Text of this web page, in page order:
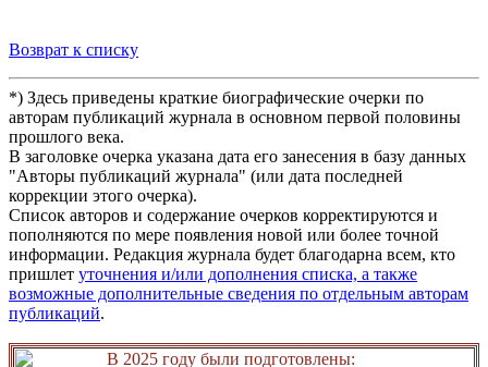
Возврат к списку
*) Здесь приведены краткие биографические очерки по
авторам публикаций журнала в основном первой половины
прошлого века.
В заголовке очерка указана дата его занесения в базу данных
"Авторы публикаций журнала" (или дата последней
коррекции этого очерка).
Список авторов и содержание очерков корректируются и
пополняются по мере появления новой или более точной
информации. Редакция журнала будет благодарна всем, кто
пришлет уточнения и/или дополнения списка, а также
возможные дополнительные сведения по отдельным авторам
публикаций.
В 2025 году были подготовлены: